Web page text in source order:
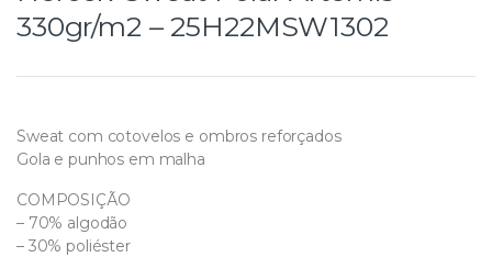
330gr/m2 – 25H22MSW1302
Sweat com cotovelos e ombros reforçados
Gola e punhos em malha
COMPOSIÇÃO
– 70% algodão
– 30% poliéster